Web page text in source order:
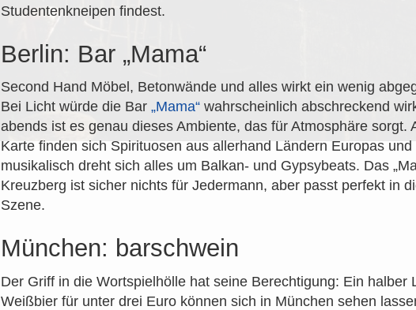
Studentenkneipen findest.
Berlin: Bar „Mama“
Second Hand Möbel, Betonwände und alles wirkt ein wenig
Bei Licht würde die Bar „Mama“wahrscheinlich abschreckend
abends ist es genau dieses Ambiente, das für Atmosphäre sorgt.
Karte finden sich Spirituosen aus allerhand Ländern Europas und
musikalisch dreht sich alles um Balkan- und Gypsybeats. Das
Kreuzberg ist sicher nichts für Jedermann, aber passt perfekt in
Szene.
München: barschwein
Der Griff in die Wortspielhölle hat seine Berechtigung: Ein halber
Weißbier für unter drei Euro können sich in München sehen